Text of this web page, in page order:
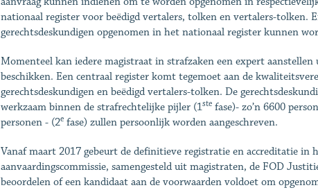
nationaal register voor beëdigd vertalers, tolken en vertalers-tolken.
gerechtsdeskundigen opgenomen in het nationaal register kunnen
Momenteel kan iedere magistraat in strafzaken een expert
beschikken. Een centraal register komt tegemoet aan de
gerechtsdeskundigen en beëdigd vertalers-tolken. De
werkzaam binnen de strafrechtelijke pijler (1stefase)- zo’n 6600
personen - (2efase) zullen persoonlijk worden aangeschreven.
Vanaf maart 2017 gebeurt de definitieve registratie en accreditatie in
aanvaardingscommissie, samengesteld uit magistraten, de FOD
beoordelen of een kandidaat aan de voorwaarden voldoet om